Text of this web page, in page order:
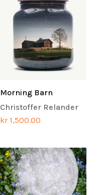
Morning Barn
Christoffer Relander
kr 1,500.00